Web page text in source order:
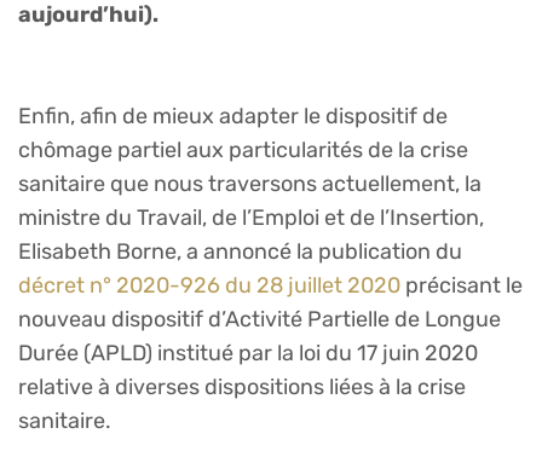
aujourd’hui).
Enfin, afin de mieux adapter le dispositif de
chômage partiel aux particularités de la crise
sanitaire que nous traversons actuellement, la
ministre du Travail, de l’Emploi et de l’Insertion,
Elisabeth Borne, a annoncé la publication du
décret n° 2020-926 du 28 juillet 2020 précisant le
nouveau dispositif d’Activité Partielle de Longue
Durée (APLD) institué par la loi du 17 juin 2020
relative à diverses dispositions liées à la crise
sanitaire.